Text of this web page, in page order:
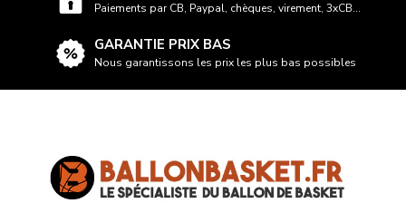
Paiements par CB, Paypal, chèques, virement, 3xCB...
GARANTIE PRIX BAS
Nous garantissons les prix les plus bas possibles